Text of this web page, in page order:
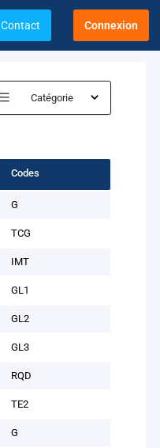
Contact Connexion
Catégorie
Codes
G
TCG
IMT
GL1
GL2
GL3
RQD
TE2
G